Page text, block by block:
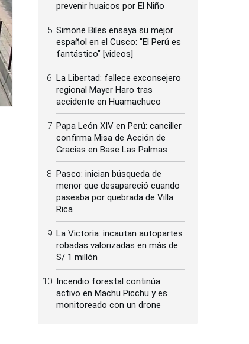
prevenir huaicos por El Niño
Simone Biles ensaya su mejor
español en el Cusco: "El Perú es
fantástico" [videos]
La Libertad: fallece exconsejero
regional Mayer Haro tras
accidente en Huamachuco
Papa León XIV en Perú: canciller
confirma Misa de Acción de
Gracias en Base Las Palmas
Pasco: inician búsqueda de
menor que desapareció cuando
paseaba por quebrada de Villa
Rica
La Victoria: incautan autopartes
robadas valorizadas en más de
S/ 1 millón
Incendio forestal continúa
activo en Machu Picchu y es
monitoreado con un drone